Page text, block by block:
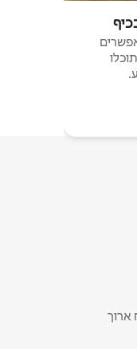
ארוך